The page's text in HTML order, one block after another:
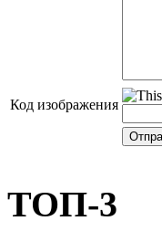
Код изображения
ТОП-3